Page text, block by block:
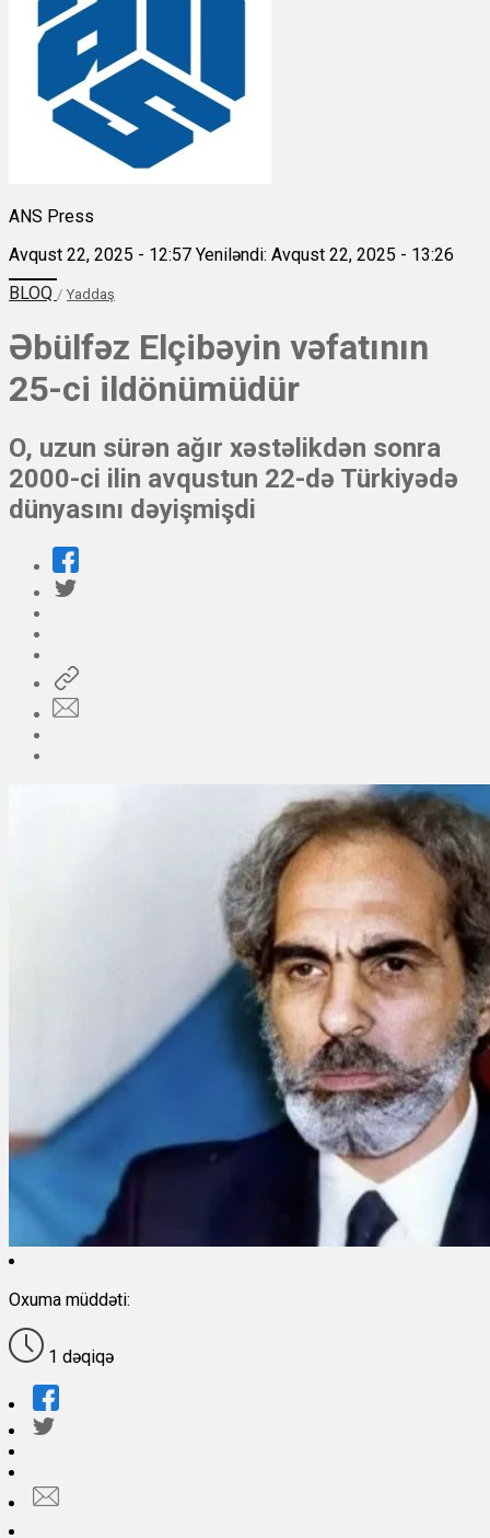
ANS Press
Avqust 22, 2025 - 12:57 Yeniləndi: Avqust 22, 2025 - 13:26
BLOQ / Yaddaş
Əbülfəz Elçibəyin vəfatının
25-ci ildönümüdür
O, uzun sürən ağır xəstəlikdən sonra
2000-ci ilin avqustun 22-də Türkiyədə
dünyasını dəyişmişdi
Oxuma müddəti:
1 dəqiqə